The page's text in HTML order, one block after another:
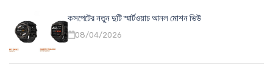
কসপেটের নতুন দুটি স্মার্টওয়াচ আনল মোশন ভিউ
08/04/2026